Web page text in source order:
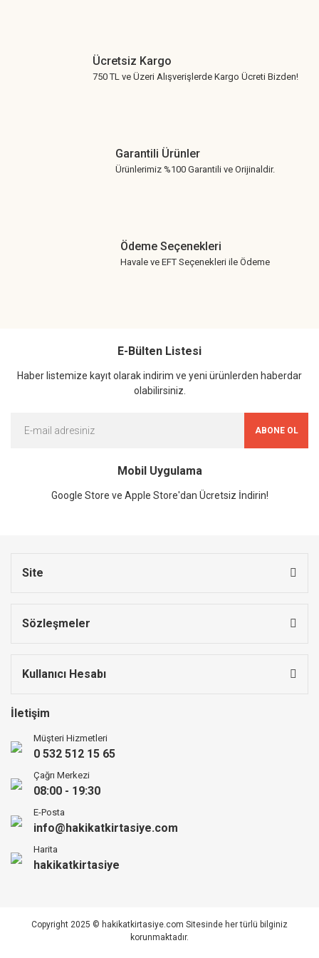
Ücretsiz Kargo
750 TL ve Üzeri Alışverişlerde Kargo Ücreti Bizden!
Garantili Ürünler
Ürünlerimiz %100 Garantili ve Orijinaldir.
Ödeme Seçenekleri
Havale ve EFT Seçenekleri ile Ödeme
E-Bülten Listesi
Haber listemize kayıt olarak indirim ve yeni ürünlerden haberdar
olabilirsiniz.
ABONE OL
Mobil Uygulama
Google Store ve Apple Store'dan Ücretsiz İndirin!
Site
Sözleşmeler
Kullanıcı Hesabı
İletişim
Müşteri Hizmetleri
0 532 512 15 65
Çağrı Merkezi
08:00 - 19:30
E-Posta
info@hakikatkirtasiye.com
Harita
hakikatkirtasiye
Copyright 2025 © hakikatkirtasiye.com Sitesinde her türlü bilginiz
korunmaktadır.